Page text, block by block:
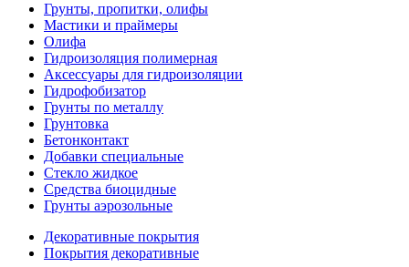
Грунты, пропитки, олифы
Мастики и праймеры
Олифа
Гидроизоляция полимерная
Аксессуары для гидроизоляции
Гидрофобизатор
Грунты по металлу
Грунтовка
Бетонконтакт
Добавки специальные
Стекло жидкое
Средства биоцидные
Грунты аэрозольные
Декоративные покрытия
Покрытия декоративные